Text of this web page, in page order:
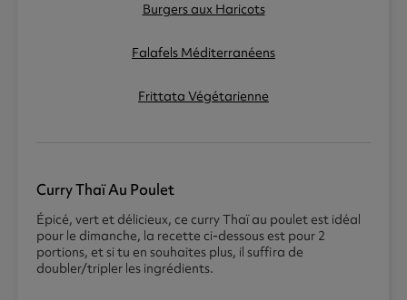
Burgers aux Haricots
Falafels Méditerranéens
Frittata Végétarienne
Curry Thaï Au Poulet
Épicé, vert et délicieux, ce curry Thaï au poulet est idéal
pour le dimanche, la recette ci-dessous est pour 2
portions, et si tu en souhaites plus, il suffira de
doubler/tripler les ingrédients.